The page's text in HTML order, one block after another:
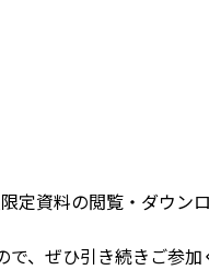
定資料の閲覧・ダウン
、ぜひ引き続きご参加